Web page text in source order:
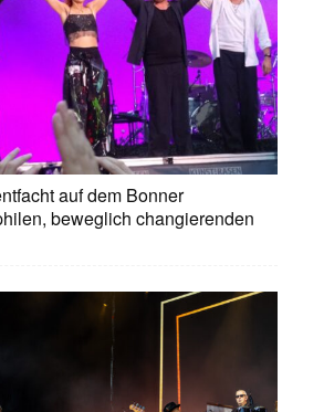
auf dem Bonner
beweglich changierenden